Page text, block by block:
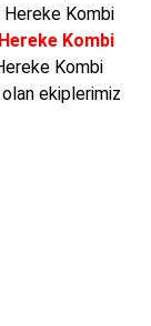
Hereke Kombi
Hereke Kombi
Kombi
ekiplerimiz